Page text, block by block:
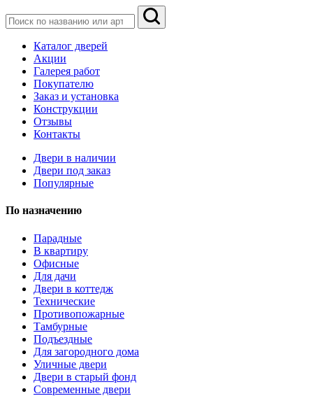
Каталог дверей
Акции
Галерея работ
Покупателю
Заказ и установка
Конструкции
Отзывы
Контакты
Двери в наличии
Двери под заказ
Популярные
По назначению
Парадные
В квартиру
Офисные
Для дачи
Двери в коттедж
Технические
Противопожарные
Тамбурные
Подъездные
Для загородного дома
Уличные двери
Двери в старый фонд
Современные двери